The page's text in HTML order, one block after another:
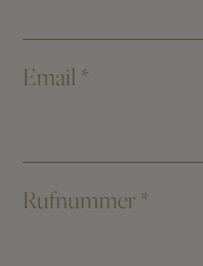
Email *
Rufnummer *